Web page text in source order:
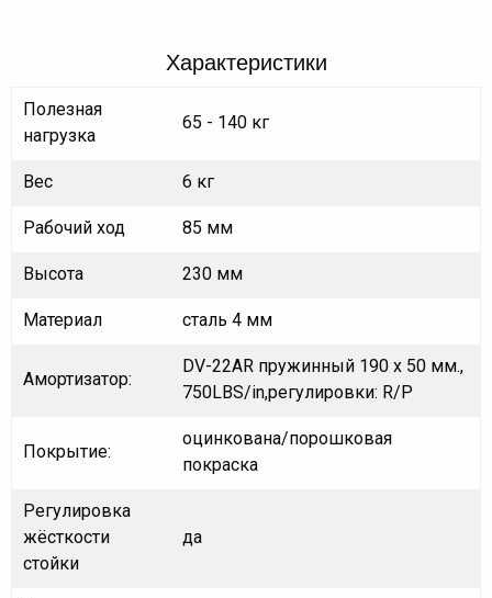
Характеристики
Полезная
нагрузка
65 - 140 кг
Вес 6 кг
Рабочий ход 85 мм
Высота 230 мм
Материал сталь 4 мм
Амортизатор:
DV-22AR пружинный 190 х 50 мм.,
750LBS/in,регулировки: R/P
Покрытие:
оцинкована/порошковая
покраска
Регулировка
жёсткости
стойки
да